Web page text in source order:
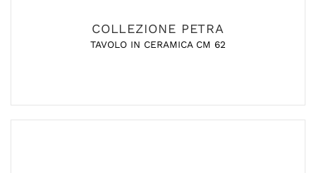
COLLEZIONE PETRA
TAVOLO IN CERAMICA CM 62